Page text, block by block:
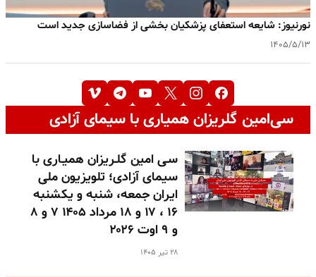
نورنیوز: شایعه استعفای پزشکیان بخشی از فضاسازی جدید است
۱۴۰۵/۵/۱۳
سی‌امین گلریزان همیاری با سیمای آزادی
سـی امین گلـریزان همیـاری با
سیمای آزادی؛ تلویزیون ملی
ایران جمعه، شنبه و یکشنبه
۱۶ ، ۱۷ و ۱۸ مرداد ۱۴۰۵ ۷ و ۸
و ۹ اوت ۲۰۲۶
۲۸ تیر ۱۴۰۵